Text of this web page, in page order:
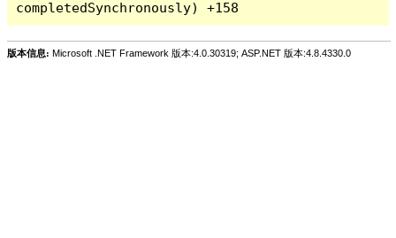
版本信息: Microsoft .NET Framework 版本:4.0.30319; ASP.NET 版本:4.8.4330.0